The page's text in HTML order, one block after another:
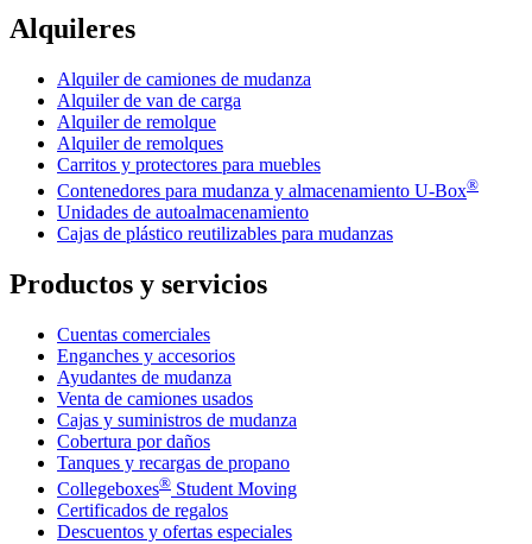
Alquileres
Alquiler de camiones de mudanza
Alquiler de van de carga
Alquiler de remolque
Alquiler de remolques
Carritos y protectores para muebles
Contenedores para mudanza y almacenamiento U-Box®
Unidades de autoalmacenamiento
Cajas de plástico reutilizables para mudanzas
Productos y servicios
Cuentas comerciales
Enganches y accesorios
Ayudantes de mudanza
Venta de camiones usados
Cajas y suministros de mudanza
Cobertura por daños
Tanques y recargas de propano
Collegeboxes® Student Moving
Certificados de regalos
Descuentos y ofertas especiales